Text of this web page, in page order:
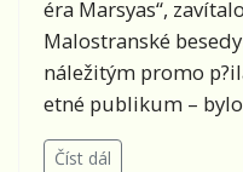
éra Marsyas“,
Malostranské
náležitým promo
etné publikum –
Číst dál